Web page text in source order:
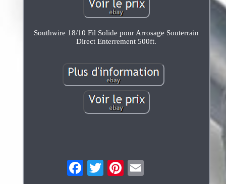
Southwire 18/10 Fil Solide pour Arrosage Souterrain
Direct Enterrement 500ft.